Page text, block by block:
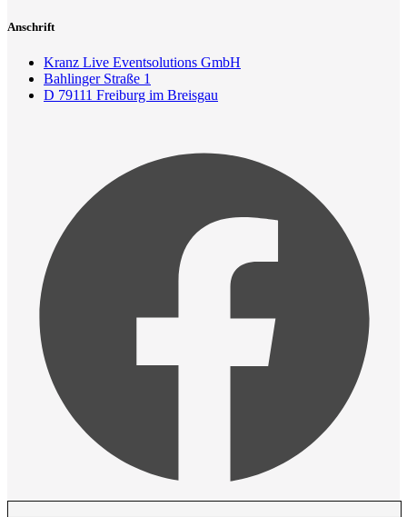
Anschrift
Kranz Live Eventsolutions GmbH
Bahlinger Straße 1
D 79111 Freiburg im Breisgau